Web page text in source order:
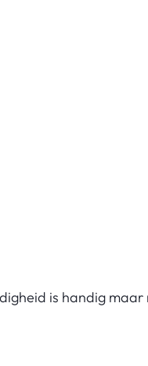
is handig